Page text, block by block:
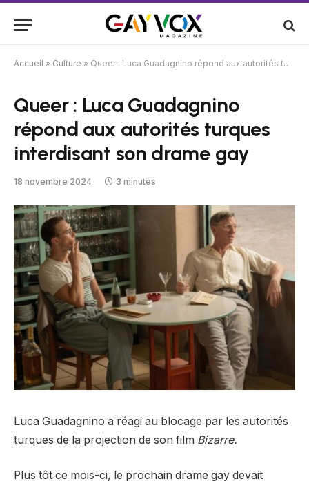
Accueil » Culture » Queer : Luca Guadagnino répond aux autorités turques interdisant son drame gay
Queer : Luca Guadagnino
répond aux autorités turques
interdisant son drame gay
18 novembre 2024 3 minutes
Luca Guadagnino a réagi au blocage par les autorités
turques de la projection de son film Bizarre.
Plus tôt ce mois-ci, le prochain drame gay devait